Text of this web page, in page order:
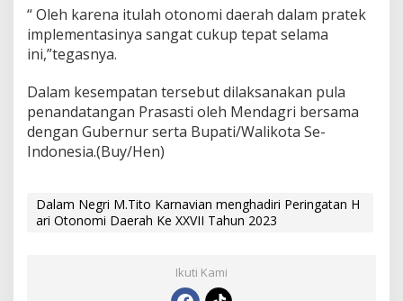
“ Oleh karena itulah otonomi daerah dalam pratek
implementasinya sangat cukup tepat selama
ini,”tegasnya.
Dalam kesempatan tersebut dilaksanakan pula
penandatangan Prasasti oleh Mendagri bersama
dengan Gubernur serta Bupati/Walikota Se-
Indonesia.(Buy/Hen)
Dalam Negri M.Tito Karnavian menghadiri Peringatan H
ari Otonomi Daerah Ke XXVII Tahun 2023
Ikuti Kami